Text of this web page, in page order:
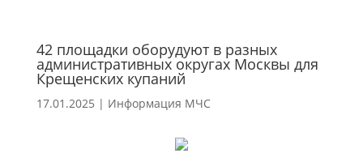
42 площадки оборудуют в разных
административных округах Москвы для
Крещенских купаний
17.01.2025 | Информация МЧС